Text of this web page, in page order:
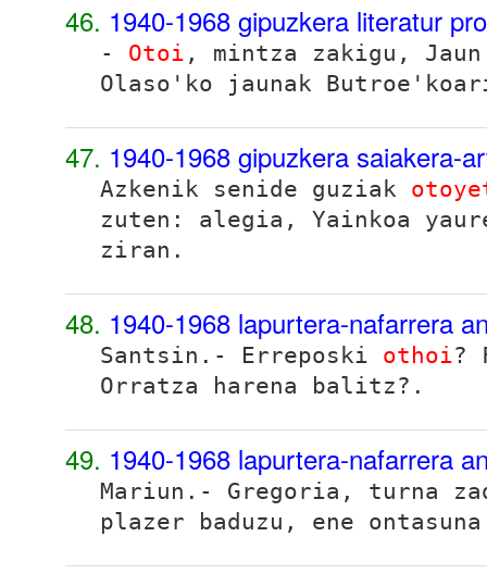
46. 1940-1968 gipuzkera literatur
- Otoi , mintza zakigu,
Olaso'ko jaunak
47. 1940-1968 gipuzkera saiakera-
Azkenik senide guziak
zuten: alegia, Yainkoa
ziran.
48. 1940-1968 lapurtera-nafarrera
Santsin.- Erreposki othoi?
Orratza harena balitz?.
49. 1940-1968 lapurtera-nafarrera
Mariun.- Gregoria, turna
plazer baduzu, ene